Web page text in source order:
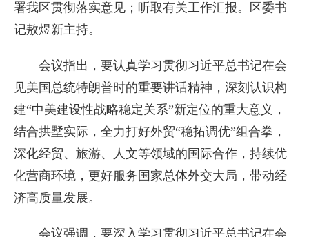
署我区贯彻落实意见；听取有关工作汇报。区委书
记敖煜新主持。
会议指出，要认真学习贯彻习近平总书记在会
见美国总统特朗普时的重要讲话精神，深刻认识构
建“中美建设性战略稳定关系”新定位的重大意义，
结合拱墅实际，全力打好外贸“稳拓调优”组合拳，
深化经贸、旅游、人文等领域的国际合作，持续优
化营商环境，更好服务国家总体外交大局，带动经
济高质量发展。
会议强调，要深入学习贯彻习近平总书记在会